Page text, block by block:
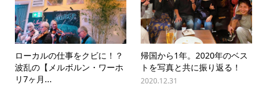
ローカルの仕事をクビに！？
波乱の【メルボルン・ワーホ
リ7ヶ月...
帰国から1年。2020年のベス
トを写真と共に振り返る！
2020.12.31